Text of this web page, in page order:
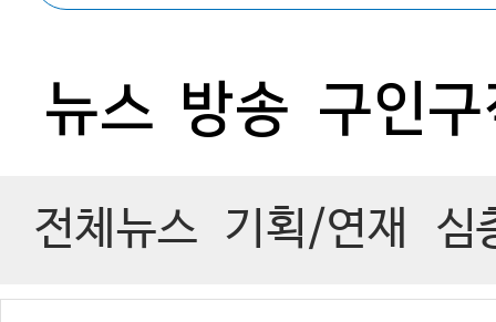
뉴스 방송 구인
전체뉴스 기획/연재 심